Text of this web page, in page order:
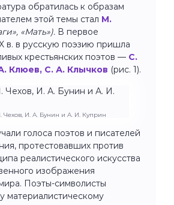
обратилась к образам
этой темы стал М.
«Мать»). В первое
в. в русскую поэзию пришла
крестьянских поэтов — С.
Клюев, С. А. Клычков (рис. 1).
Чехов, И. А. Бунин и А. И. Куприн
голоса поэтов и писателей
протестовавших против
реалистического искусства
изображения
Поэты-символисты
материалистическому